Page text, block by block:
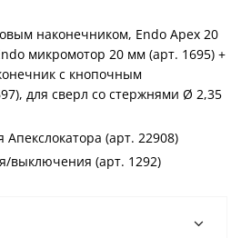
наконечником, Endo Apex 20
микромотор 20 мм (арт. 1695) +
с кнопочным
для сверл со стержнями Ø 2,35
Апекслокатора (арт. 22908)
выключения (арт. 1292)